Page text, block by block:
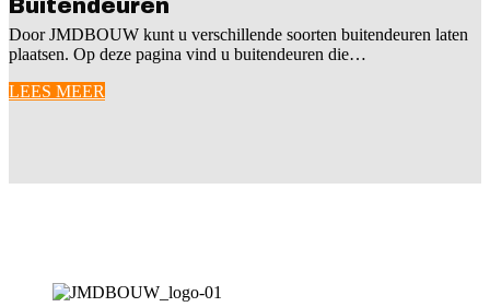
Buitendeuren
Door JMDBOUW kunt u verschillende soorten buitendeuren laten
plaatsen. Op deze pagina vind u buitendeuren die…
LEES MEER